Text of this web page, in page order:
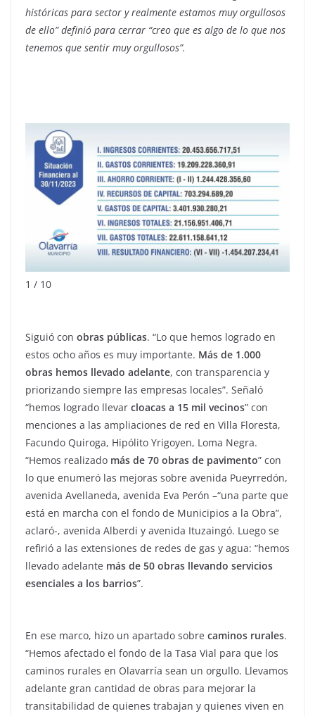
históricas para sector y realmente estamos muy orgullosos
de ello” definió para cerrar “creo que es algo de lo que nos
tenemos que sentir muy orgullosos”.
1 / 10
Siguió con obras públicas. “Lo que hemos logrado en
estos ocho años es muy importante. Más de 1.000
obras hemos llevado adelante, con transparencia y
priorizando siempre las empresas locales”. Señaló
“hemos logrado llevar cloacas a 15 mil vecinos” con
menciones a las ampliaciones de red en Villa Floresta,
Facundo Quiroga, Hipólito Yrigoyen, Loma Negra.
“Hemos realizado más de 70 obras de pavimento” con
lo que enumeró las mejoras sobre avenida Pueyrredón,
avenida Avellaneda, avenida Eva Perón –“una parte que
está en marcha con el fondo de Municipios a la Obra”,
aclaró-, avenida Alberdi y avenida Ituzaingó. Luego se
refirió a las extensiones de redes de gas y agua: “hemos
llevado adelante más de 50 obras llevando servicios
esenciales a los barrios”.
En ese marco, hizo un apartado sobre caminos rurales.
“Hemos afectado el fondo de la Tasa Vial para que los
caminos rurales en Olavarría sean un orgullo. Llevamos
adelante gran cantidad de obras para mejorar la
transitabilidad de quienes trabajan y quienes viven en